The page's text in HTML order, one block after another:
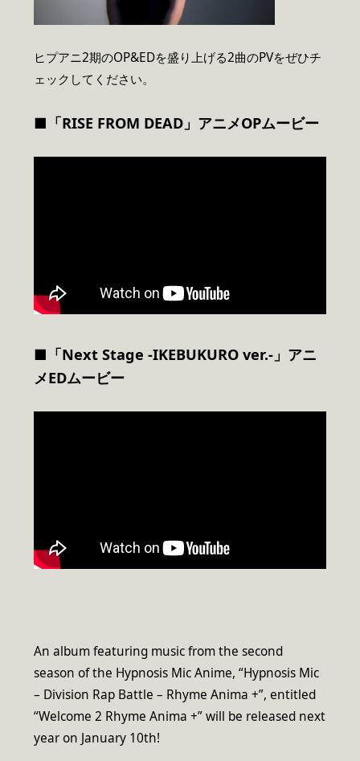
ヒプアニ2期のOP&EDを盛り上げる2曲のPVをぜひチ
ェックしてください。
■「RISE FROM DEAD」アニメOPムービー
■「Next Stage -IKEBUKURO ver.-」アニ
メEDムービー
An album featuring music from the second
season of the Hypnosis Mic Anime, “Hypnosis Mic
– Division Rap Battle – Rhyme Anima +”, entitled
“Welcome 2 Rhyme Anima +” will be released next
year on January 10th!